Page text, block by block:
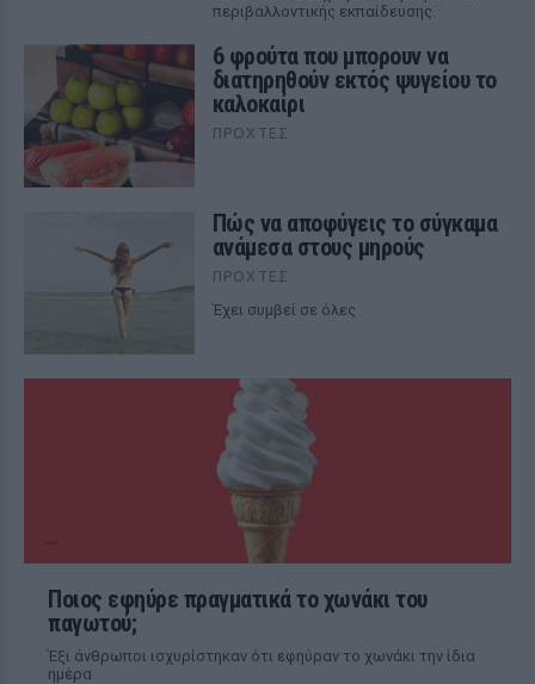
περιβαλλοντικής εκπαίδευσης.
6 φρούτα που μπορουν να
διατηρηθούν εκτός ψυγείου το
καλοκαίρι
ΠΡΟΧΤΈΣ
Πώς να αποφύγεις το σύγκαμα
ανάμεσα στους μηρούς
ΠΡΟΧΤΈΣ
Έχει συμβεί σε όλες
Ποιος εφηύρε πραγματικά το χωνάκι του
παγωτού;
Έξι άνθρωποι ισχυρίστηκαν ότι εφηύραν το χωνάκι την ίδια
ημέρα